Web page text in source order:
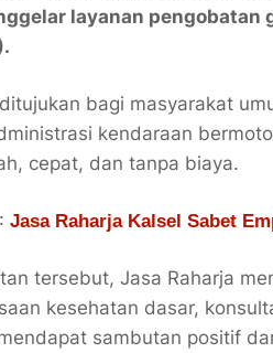
layanan pengobatan
bagi masyarakat
kendaraan
cepat, dan tanpa biaya.
Jasa Raharja Kalsel Sabet
tersebut, Jasa Raharja
kesehatan dasar,
sambutan positif